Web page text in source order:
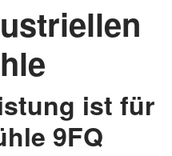
ist für
9FQ